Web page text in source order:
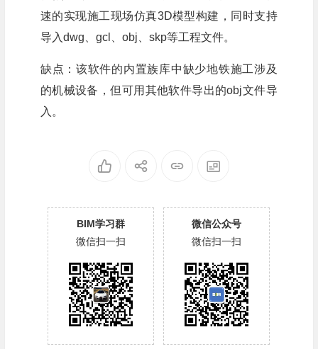
速的实现施工现场仿真3D模型构建，同时支持
导入dwg、gcl、obj、skp等工程文件。
缺点：该软件的内置族库中缺少地铁施工涉及
的机械设备，但可用其他软件导出的obj文件导
入。
BIM学习群
微信扫一扫
微信公众号
微信扫一扫